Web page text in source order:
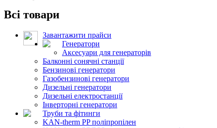
Всі товари
Завантажити прайси
Генератори
Аксесуари для генераторів
Балконні сонячні станції
Бензинові генератори
Газобензинові генератори
Дизельні генератори
Дизельні електростанції
Інверторні генератори
Труби та фітинги
KAN-therm PP поліпропілен